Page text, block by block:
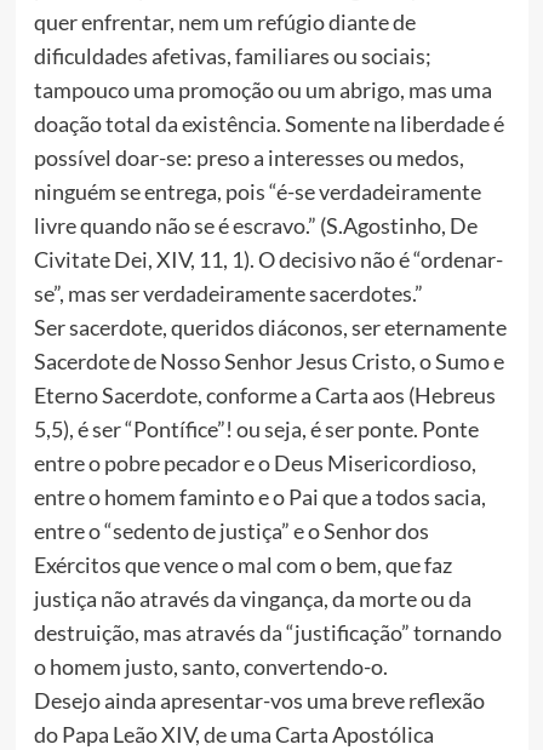
quer enfrentar, nem um refúgio diante de
dificuldades afetivas, familiares ou sociais;
tampouco uma promoção ou um abrigo, mas uma
doação total da existência. Somente na liberdade é
possível doar-se: preso a interesses ou medos,
ninguém se entrega, pois “é-se verdadeiramente
livre quando não se é escravo.” (S.Agostinho, De
Civitate Dei, XIV, 11, 1). O decisivo não é “ordenar-
se”, mas ser verdadeiramente sacerdotes.”
Ser sacerdote, queridos diáconos, ser eternamente
Sacerdote de Nosso Senhor Jesus Cristo, o Sumo e
Eterno Sacerdote, conforme a Carta aos (Hebreus
5,5), é ser “Pontífice”! ou seja, é ser ponte. Ponte
entre o pobre pecador e o Deus Misericordioso,
entre o homem faminto e o Pai que a todos sacia,
entre o “sedento de justiça” e o Senhor dos
Exércitos que vence o mal com o bem, que faz
justiça não através da vingança, da morte ou da
destruição, mas através da “justificação” tornando
o homem justo, santo, convertendo-o.
Desejo ainda apresentar-vos uma breve reflexão
do Papa Leão XIV, de uma Carta Apostólica